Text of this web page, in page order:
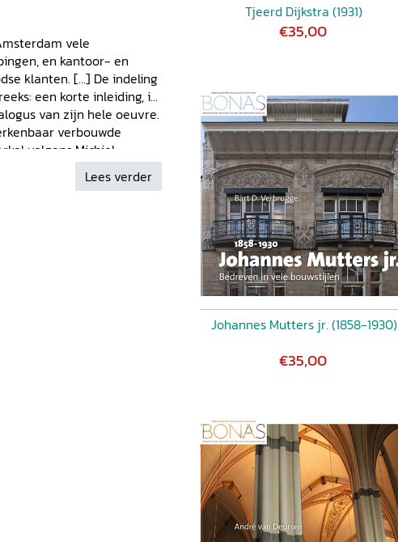
vele
en kantoor- en
klanten. […] De indeling
een korte inleiding, in
van zijn hele oeuvre.
verbouwde
volgens Michiel
architectuurprijzen die
2022-4, p. 32-38
Lees verder
Tjeerd Dijkstra (1931)
€35,00
Johannes Mutters jr. (1858-1930)
€35,00